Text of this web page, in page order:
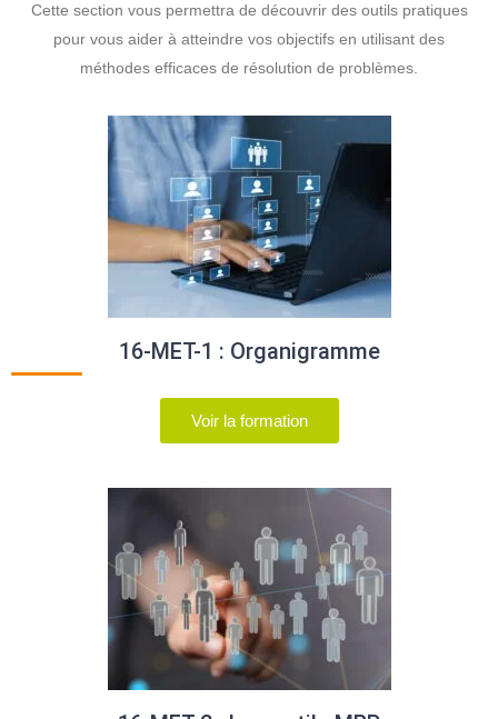
Cette section vous permettra de découvrir des outils pratiques
pour vous aider à atteindre vos objectifs en utilisant des
méthodes efficaces de résolution de problèmes.
16-MET-1 : Organigramme
Voir la formation